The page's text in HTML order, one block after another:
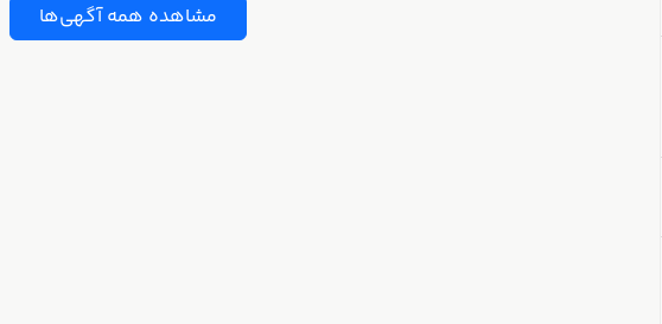
مشاهده همه آگهی‌ها